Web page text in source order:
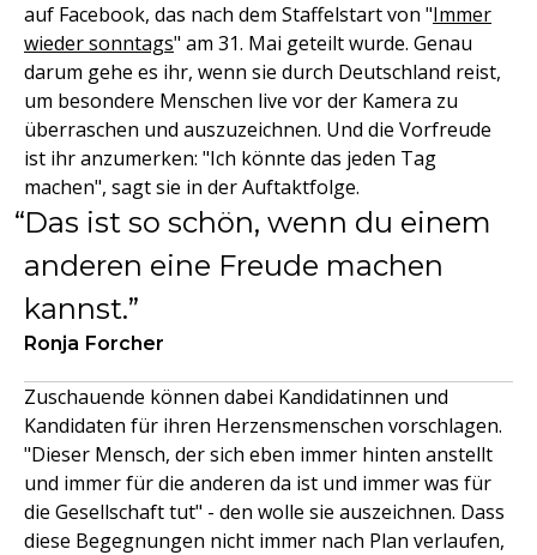
auf Facebook, das nach dem Staffelstart von "Immer
wieder sonntags" am 31. Mai geteilt wurde. Genau
darum gehe es ihr, wenn sie durch Deutschland reist,
um besondere Menschen live vor der Kamera zu
überraschen und auszuzeichnen. Und die Vorfreude
ist ihr anzumerken: "Ich könnte das jeden Tag
machen", sagt sie in der Auftaktfolge.
Das ist so schön, wenn du einem
anderen eine Freude machen
kannst.
Ronja Forcher
Zuschauende können dabei Kandidatinnen und
Kandidaten für ihren Herzensmenschen vorschlagen.
"Dieser Mensch, der sich eben immer hinten anstellt
und immer für die anderen da ist und immer was für
die Gesellschaft tut" - den wolle sie auszeichnen. Dass
diese Begegnungen nicht immer nach Plan verlaufen,